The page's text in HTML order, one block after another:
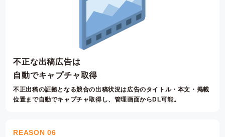
不正な出稿広告は
自動でキャプチャ取得
不正出稿の証拠となる競合の出稿状況は広告のタイトル・本文・掲載
位置まで自動でキャプチャ取得し、管理画面からDL可能。
REASON 06